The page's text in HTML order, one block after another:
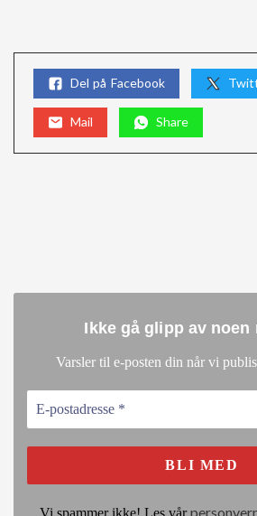
Del på Facebook
Mail Share
Ikke gå glipp av noen
Varsler til e-posten din når vi
Vi spammer ikke! Les vår